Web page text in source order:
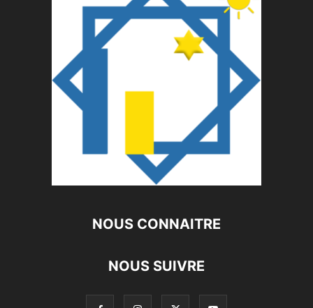
NOUS CONNAITRE
NOUS SUIVRE